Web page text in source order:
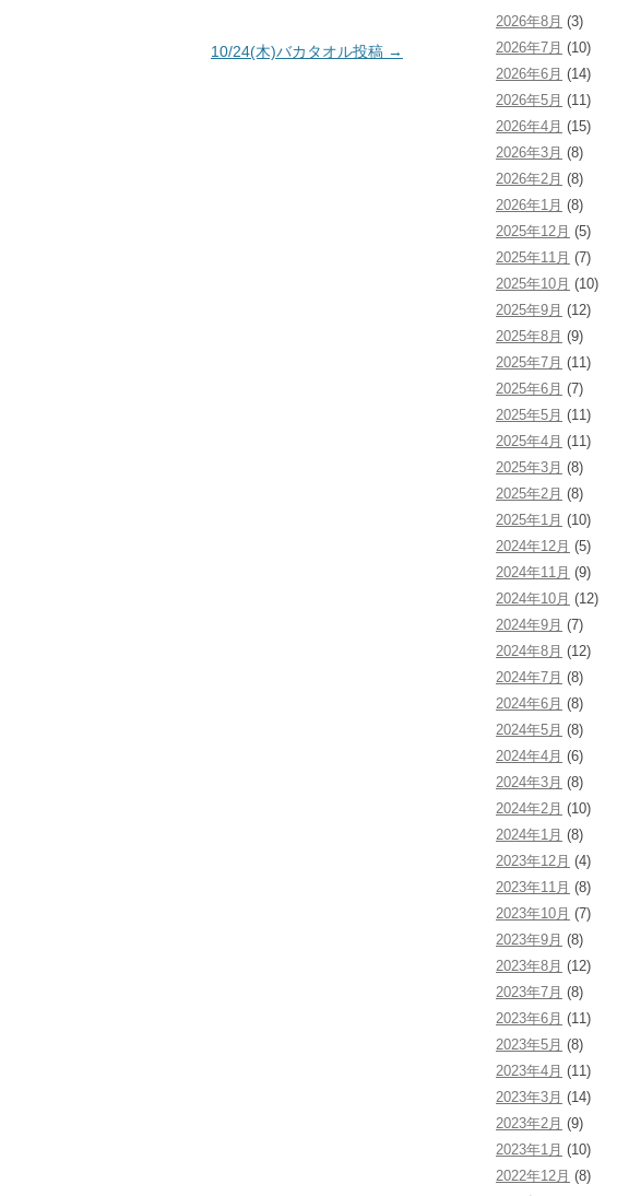
10/24(木)バカタオル投稿 →
2026年8月 (3)
2026年7月 (10)
2026年6月 (14)
2026年5月 (11)
2026年4月 (15)
2026年3月 (8)
2026年2月 (8)
2026年1月 (8)
2025年12月 (5)
2025年11月 (7)
2025年10月 (10)
2025年9月 (12)
2025年8月 (9)
2025年7月 (11)
2025年6月 (7)
2025年5月 (11)
2025年4月 (11)
2025年3月 (8)
2025年2月 (8)
2025年1月 (10)
2024年12月 (5)
2024年11月 (9)
2024年10月 (12)
2024年9月 (7)
2024年8月 (12)
2024年7月 (8)
2024年6月 (8)
2024年5月 (8)
2024年4月 (6)
2024年3月 (8)
2024年2月 (10)
2024年1月 (8)
2023年12月 (4)
2023年11月 (8)
2023年10月 (7)
2023年9月 (8)
2023年8月 (12)
2023年7月 (8)
2023年6月 (11)
2023年5月 (8)
2023年4月 (11)
2023年3月 (14)
2023年2月 (9)
2023年1月 (10)
2022年12月 (8)